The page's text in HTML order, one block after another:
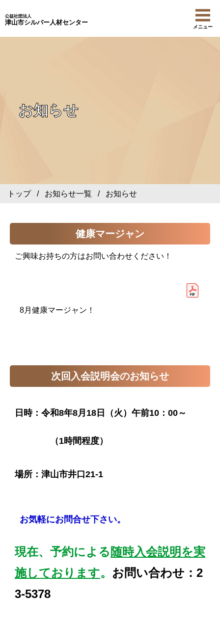
公益社団法人
津山市シルバー人材センター
メニュー
お知らせ
トップ/ お知らせ一覧 / お知らせ
健康マージャン
ご興味お持ちの方はお問い合わせください！
8月健康マージャン！
次回入会説明会のお知らせ
日時：令和8年8月18 日（火）午前10：00～
（1時間程度）
場所：津山市井口21-1
お気軽にお問合せ下さい。
現在、予約による 随時入会説明を実
施しております。 お問い合わせ：2
3-5378